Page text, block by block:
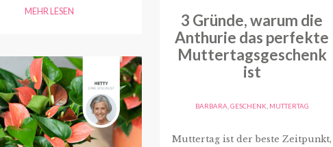
MEHR LESEN
3 Gründe, warum die
Anthurie das perfekte
Muttertagsgeschenk
ist
BARBARA,GESCHENK, MUTTERTAG
Muttertag ist der beste Zeitpunkt,